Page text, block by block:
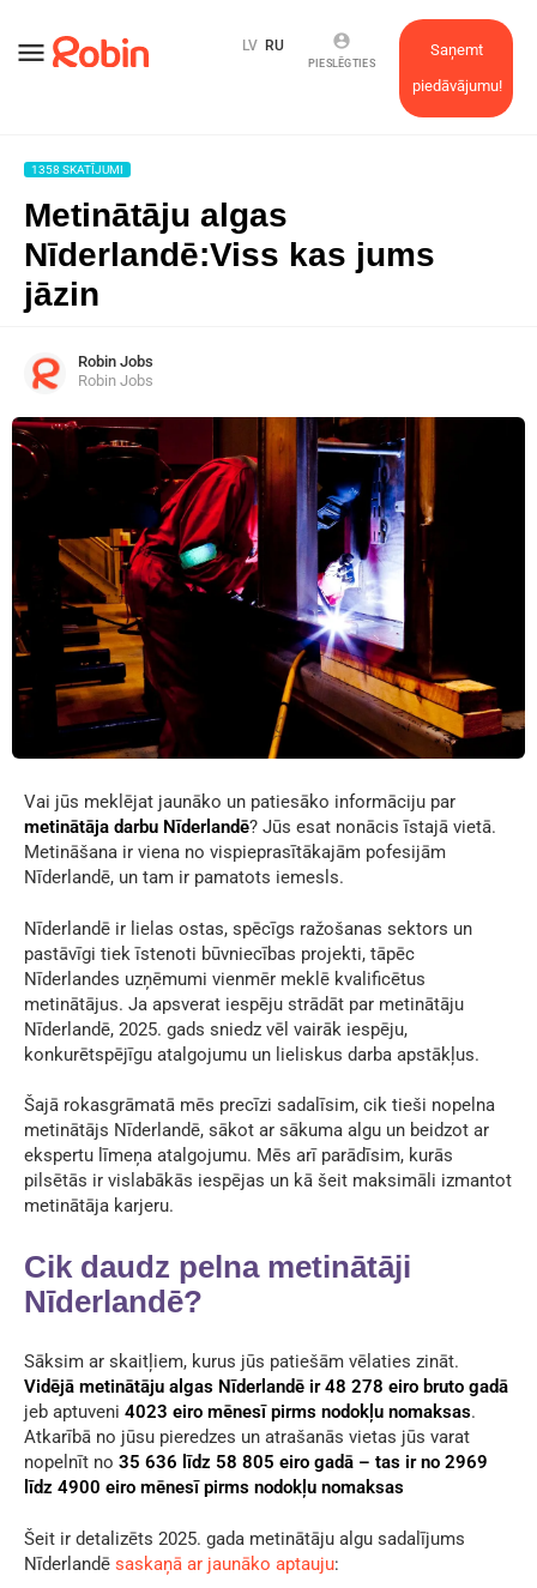
menu
Saņemt
piedāvājumu!
account_circle
PIESLĒGTIES
LV RU
1358 SKATĪJUMI
Metinātāju algas
Nīderlandē:Viss kas jums
jāzin
Robin Jobs
Robin Jobs
Vai jūs meklējat jaunāko un patiesāko informāciju par
metinātāja darbu Nīderlandē? Jūs esat nonācis īstajā vietā.
Metināšana ir viena no vispieprasītākajām pofesijām
Nīderlandē, un tam ir pamatots iemesls.
Nīderlandē ir lielas ostas, spēcīgs ražošanas sektors un
pastāvīgi tiek īstenoti būvniecības projekti, tāpēc
Nīderlandes uzņēmumi vienmēr meklē kvalificētus
metinātājus. Ja apsverat iespēju strādāt par metinātāju
Nīderlandē, 2025. gads sniedz vēl vairāk iespēju,
konkurētspējīgu atalgojumu un lieliskus darba apstākļus.
Šajā rokasgrāmatā mēs precīzi sadalīsim, cik tieši nopelna
metinātājs Nīderlandē, sākot ar sākuma algu un beidzot ar
ekspertu līmeņa atalgojumu. Mēs arī parādīsim, kurās
pilsētās ir vislabākās iespējas un kā šeit maksimāli izmantot
metinātāja karjeru.
Cik daudz pelna metinātāji
Nīderlandē?
Sāksim ar skaitļiem, kurus jūs patiešām vēlaties zināt.
Vidējā metinātāju algas Nīderlandē ir 48 278 eiro bruto gadā
jeb aptuveni 4023 eiro mēnesī pirms nodokļu nomaksas.
Atkarībā no jūsu pieredzes un atrašanās vietas jūs varat
nopelnīt no 35 636 līdz 58 805 eiro gadā – tas ir no 2969
līdz 4900 eiro mēnesī pirms nodokļu nomaksas
Šeit ir detalizēts 2025. gada metinātāju algu sadalījums
Nīderlandē saskaņā ar jaunāko aptauju: